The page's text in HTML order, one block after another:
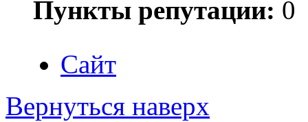
Пункты репутации: 0
Сайт
Вернуться наверх